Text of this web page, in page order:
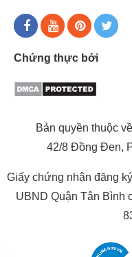
Chứng thực bởi
Bản quyền thuộc
42/8 Đồng Đen,
Giấy chứng nhận đăng
UBND Quận Tân Bình